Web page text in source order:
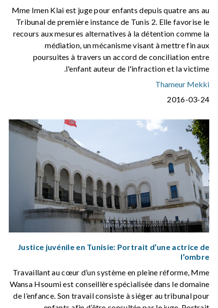
Mme Imen Klai est juge pour enfants depuis quatre ans au
Tribunal de première instance de Tunis 2. Elle favorise le
recours aux mesures alternatives à la détention comme la
médiation, un mécanisme visant à mettre fin aux
poursuites à travers un accord de conciliation entre
l'enfant auteur de l'infraction et la victime.
Thameur Mekki
2016-03-24
Justice juvénile en Tunisie: Portrait d’une actrice de
l’ombre
Travaillant au cœur d’un système en pleine réforme, Mme
Wansa Hsoumi est conseillère spécialisée dans le domaine
de l’enfance. Son travail consiste à siéger au tribunal pour